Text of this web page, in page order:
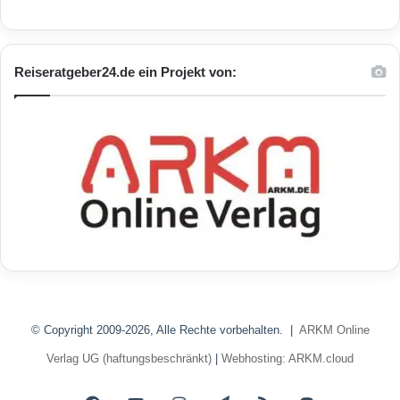
Reiseratgeber24.de ein Projekt von:
© Copyright 2009-2026, Alle Rechte vorbehalten. | ARKM Online
Verlag UG (haftungsbeschränkt) | Webhosting: ARKM.cloud